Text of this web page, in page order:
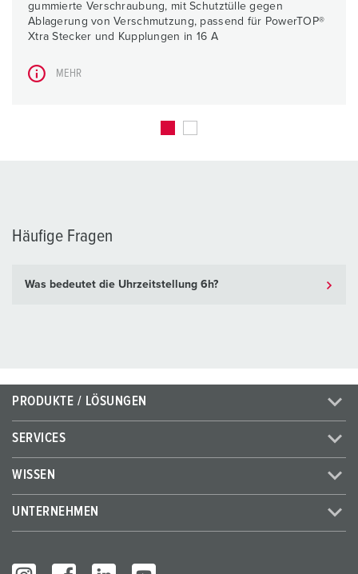
gummierte Verschraubung, mit Schutztülle gegen
Ablagerung von Verschmutzung, passend für PowerTOP®
Xtra Stecker und Kupplungen in 16 A
MEHR
Häufige Fragen
Was bedeutet die Uhrzeitstellung 6h?
PRODUKTE / LÖSUNGEN
SERVICES
WISSEN
UNTERNEHMEN